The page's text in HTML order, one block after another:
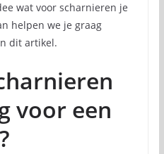
wat voor scharnieren je
helpen we je graag
dit artikel.
voor een